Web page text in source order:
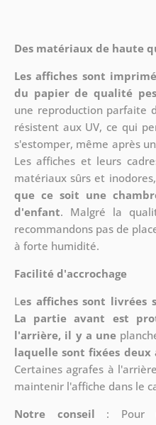
Des matériaux de haute
Les affiches sont
du papier de qualité
une reproduction parfaite
résistent aux UV, ce qui
s'estomper, même après
Les affiches et leurs
matériaux sûrs et
que ce soit une
d'enfant. Malgré la
recommandons pas de
à forte humidité.
Facilité d'accrochage
Les affiches sont livrées
La partie avant est
l'arrière, il y a une
laquelle sont fixées deux
Certaines agrafes à
maintenir l'affiche dans le
Notre conseil : Pour